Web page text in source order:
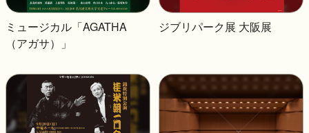
ミュージカル「AGATHA
（アガサ）」
ジブリパーク展 大阪展